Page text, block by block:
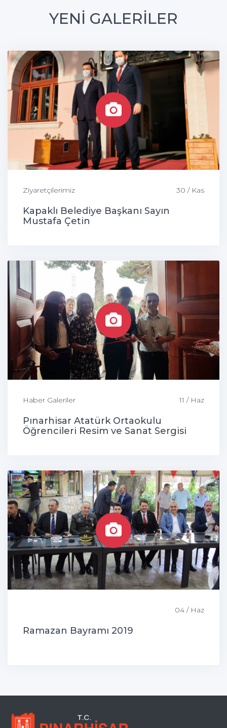
YENİ GALERİLER
Ziyaretçilerimiz 30 / Kas
Kapaklı Belediye Başkanı Sayın
Mustafa Çetin
Haber Galeriler 11 / Haz
Pınarhisar Atatürk Ortaokulu
Öğrencileri Resim ve Sanat Sergisi
04 / Haz
Ramazan Bayramı 2019